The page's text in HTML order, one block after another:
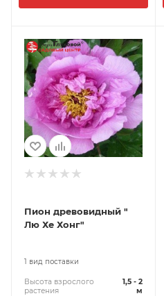
Пион древовидный "
Лю Хе Хонг"
1 вид поставки
Высота взрослого
растения
1,5 - 2
м